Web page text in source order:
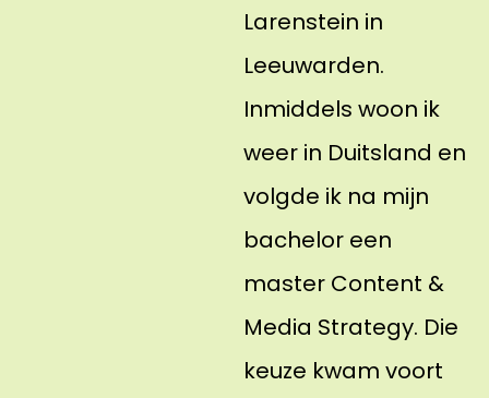
Larenstein in
Leeuwarden.
Inmiddels woon ik
weer in Duitsland en
volgde ik na mijn
bachelor een
master Content &
Media Strategy. Die
keuze kwam voort